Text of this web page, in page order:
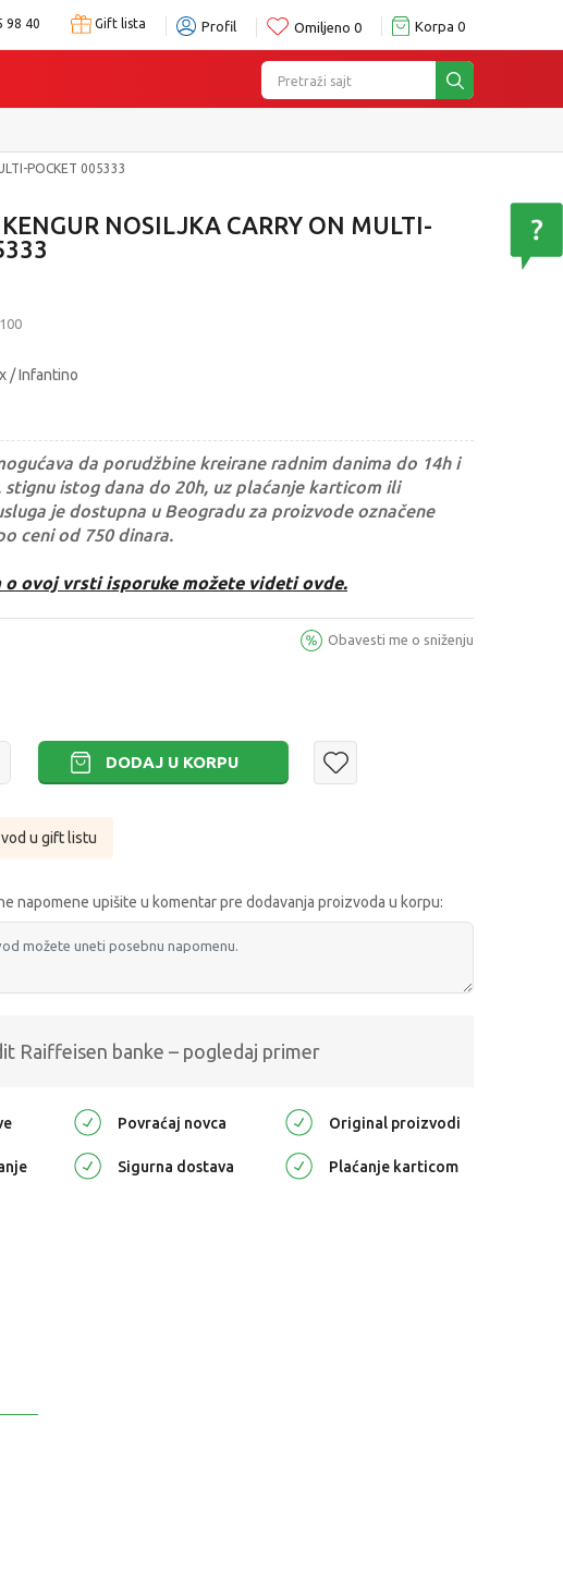
98 40 Gift lista Profil Omiljeno 0 Korpa 0
Pretraži sajt
POCKET 005333
NOSILJKA CARRY ON MULTI-
/ Infantino
da porudžbine kreirane radnim danima do 14h i
istog dana do 20h, uz plaćanje karticom ili
je dostupna u Beogradu za proizvode označene
ceni od 750 dinara.
o ovoj vrsti isporuke možete videti ovde.
Obavesti me o sniženju
DODAJ U KORPU
u gift listu
napomene upišite u komentar pre dodavanja proizvoda u korpu:
Raiffeisen banke – pogledaj primer
Povraćaj novca Original proizvodi
Sigurna dostava Plaćanje karticom